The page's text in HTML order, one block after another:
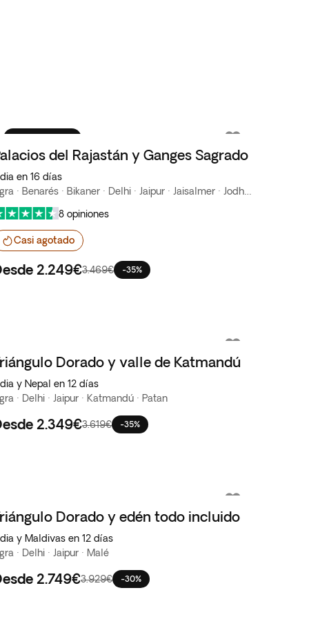
del Rajastán y Ganges Sagrado
en 16 días
8 opiniones
Casi agotado
2.249€3.469€ -35%
Dorado y valle de Katmandú
y Nepal en 12 días
· Delhi · Jaipur · Katmandú · Patan
2.349€3.619€ -35%
Dorado y edén todo incluido
y Maldivas en 12 días
· Delhi · Jaipur · Malé
2.749€3.929€ -30%